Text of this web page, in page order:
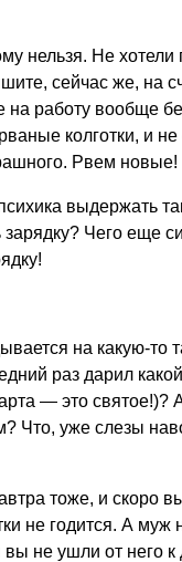
нельзя. Не
сейчас же, на
на работу вообще
колготки, и
Рвем новые!
выдержать
зарядку? Чего еще
на какую-
раз дарил
— это святое!)?
Что, уже слезы
тоже, и скоро
не годится. А муж
вы не ушли от него